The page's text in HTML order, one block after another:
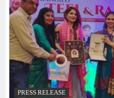
PRESS RELEASE